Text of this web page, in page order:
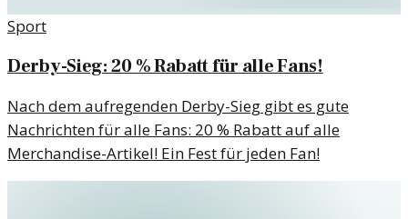
Sport
Derby-Sieg: 20 % Rabatt für alle Fans!
Nach dem aufregenden Derby-Sieg gibt es gute
Nachrichten für alle Fans: 20 % Rabatt auf alle
Merchandise-Artikel! Ein Fest für jeden Fan!